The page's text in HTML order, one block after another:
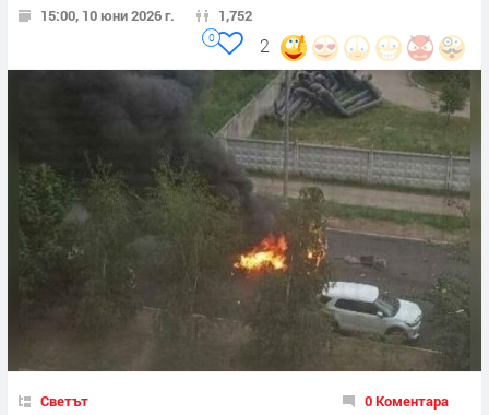
15:00, 10 юни 2026 г. 1,752
2
0
Светът 0 Коментара